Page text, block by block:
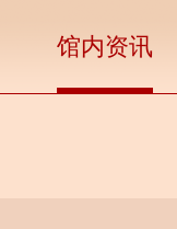
馆内资讯